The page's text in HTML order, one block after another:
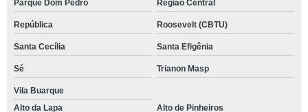
Parque Dom Pedro Região Central
República Roosevelt (CBTU)
Santa Cecília Santa Efigênia
Sé Trianon Masp
Vila Buarque
Alto da Lapa
Alto de Pinheiros